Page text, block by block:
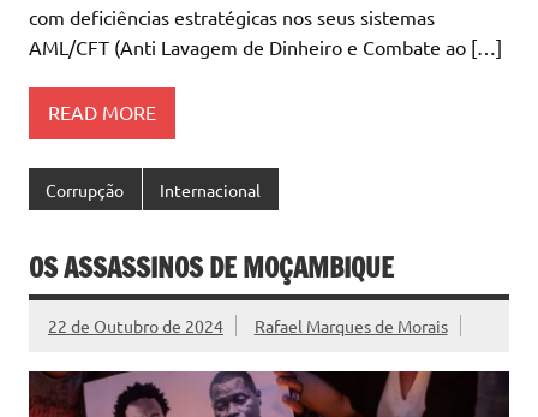
com deficiências estratégicas nos seus sistemas
AML/CFT (Anti Lavagem de Dinheiro e Combate ao […]
READ MORE
Corrupção Internacional
OS ASSASSINOS DE MOÇAMBIQUE
22 de Outubro de 2024 Rafael Marques de Morais